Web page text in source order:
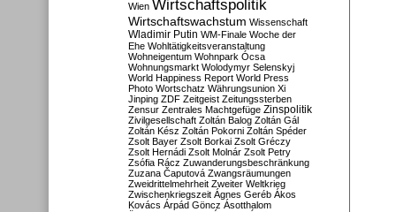
Wien Wirtschaftspolitik
Wirtschaftswachstum Wissenschaft
Wladimir Putin WM-Finale Woche der
Ehe Wohltätigkeitsveranstaltung
Wohneigentum Wohnpark Ócsa
Wohnungsmarkt Wolodymyr Selenskyj
World Happiness Report World Press
Photo Wortschatz Währungsunion Xi
Jinping ZDF Zeitgeist Zeitungssterben
Zensur Zentrales Machtgefüge Zinspolitik
Zivilgesellschaft Zoltán Balog Zoltán Gál
Zoltán Kész Zoltán Pokorni Zoltán Spéder
Zsolt Bayer Zsolt Borkai Zsolt Gréczy
Zsolt Hernádi Zsolt Molnár Zsolt Petry
Zsófia Rácz Zuwanderungsbeschränkung
Zuzana Čaputová Zwangsräumungen
Zweidrittelmehrheit Zweiter Weltkrieg
Zwischenkriegszeit Ágnes Geréb Ákos
Kovács Árpád Göncz Ásotthalom